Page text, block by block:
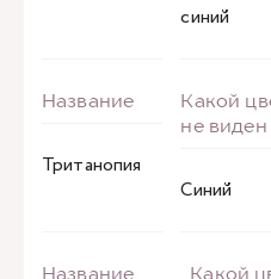
синий
Тританопия
Синий